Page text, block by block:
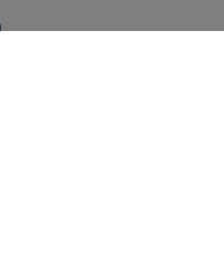
pdf, öppnas i nytt fönster.